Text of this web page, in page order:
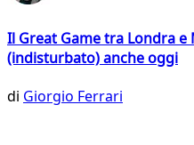
Il Great Game tra Londra
(indisturbato) anche oggi
di Giorgio Ferrari